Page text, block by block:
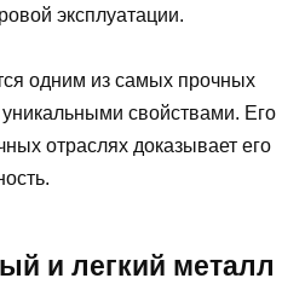
эксплуатации.
одним из самых прочных
свойствами. Его
отраслях доказывает его
и легкий металл